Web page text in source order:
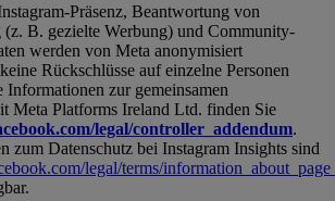
Präsenz, Beantwortung von
B. gezielte Werbung) und Community-
werden von Meta anonymisiert
Rückschlüsse auf einzelne Personen
zur gemeinsamen
Meta Platforms Ireland Ltd. finden Sie
legal/controller_addendum.
zum Datenschutz bei Instagram Insights sind
legal/terms/